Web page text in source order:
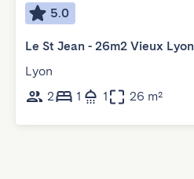
5.0
Le St Jean - 26m2 Vieux Lyon
Lyon
2
1 1 26 m²